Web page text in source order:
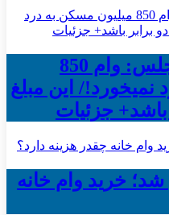
کمیسیون عمران مجلس: وام 850
نمیخورد!/ این مبلغ
باشد+ جزئیات
خرید وام خانه